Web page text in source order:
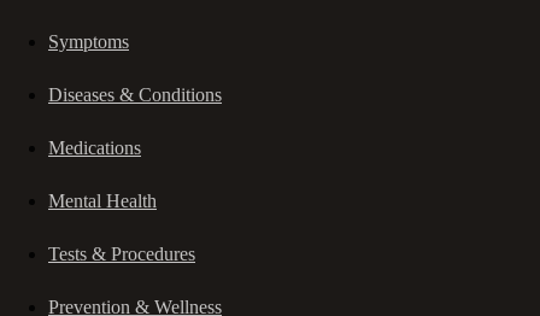
Symptoms
Diseases & Conditions
Medications
Mental Health
Tests & Procedures
Prevention & Wellness